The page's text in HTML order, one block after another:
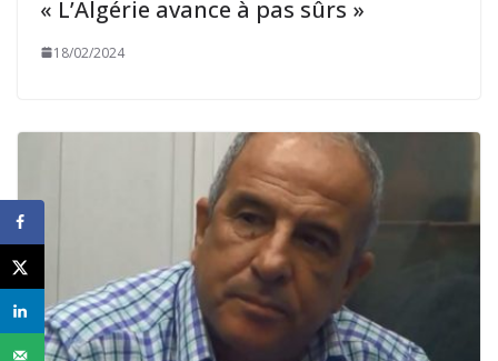
« L’Algérie avance à pas sûrs »
18/02/2024